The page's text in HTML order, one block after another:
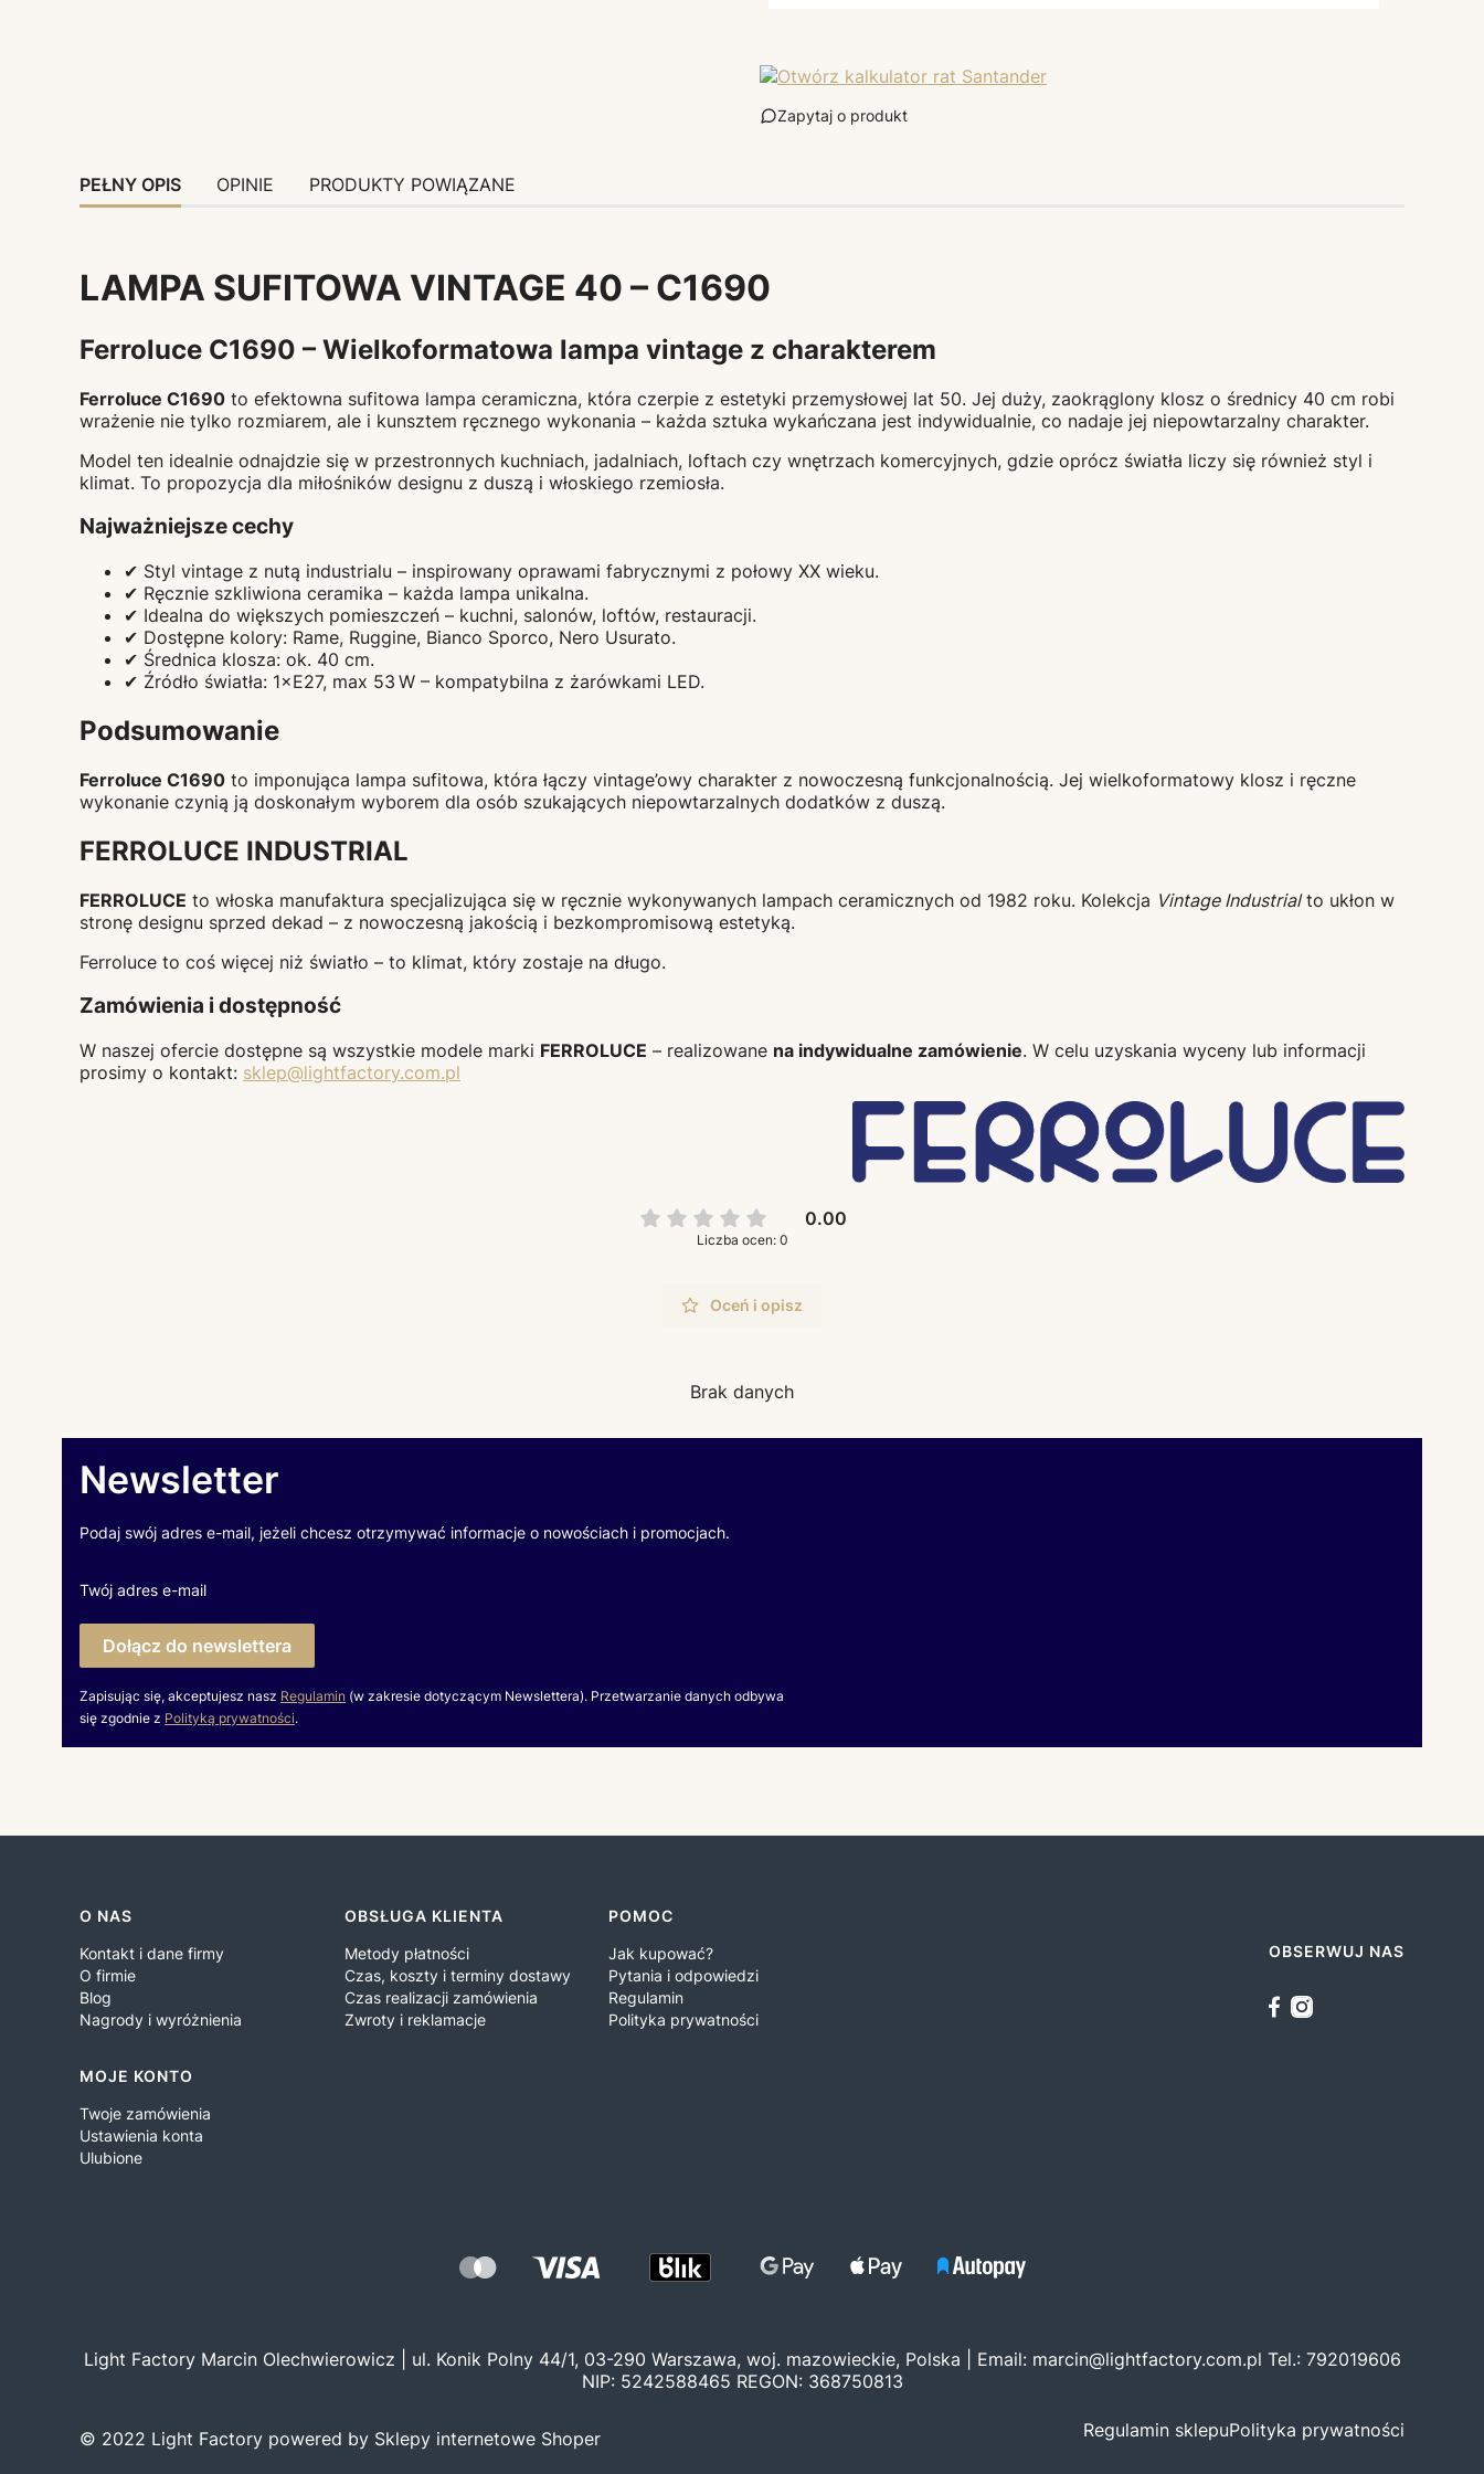
Zapytaj o produkt
PEŁNY OPIS OPINIE PRODUKTY POWIĄZANE
LAMPA SUFITOWA VINTAGE 40 – C1690
Ferroluce C1690 – Wielkoformatowa lampa vintage z charakterem
Ferroluce C1690 to efektowna sufitowa lampa ceramiczna, która czerpie z estetyki przemysłowej lat 50. Jej duży, zaokrąglony klosz o średnicy 40 cm robi
wrażenie nie tylko rozmiarem, ale i kunsztem ręcznego wykonania – każda sztuka wykańczana jest indywidualnie, co nadaje jej niepowtarzalny charakter.
Model ten idealnie odnajdzie się w przestronnych kuchniach, jadalniach, loftach czy wnętrzach komercyjnych, gdzie oprócz światła liczy się również styl i
klimat. To propozycja dla miłośników designu z duszą i włoskiego rzemiosła.
Najważniejsze cechy
✔ Styl vintage z nutą industrialu – inspirowany oprawami fabrycznymi z połowy XX wieku.
✔ Ręcznie szkliwiona ceramika – każda lampa unikalna.
✔ Idealna do większych pomieszczeń – kuchni, salonów, loftów, restauracji.
✔ Dostępne kolory: Rame, Ruggine, Bianco Sporco, Nero Usurato.
✔ Średnica klosza: ok. 40 cm.
✔ Źródło światła: 1×E27, max 53 W – kompatybilna z żarówkami LED.
Podsumowanie
Ferroluce C1690 to imponująca lampa sufitowa, która łączy vintage’owy charakter z nowoczesną funkcjonalnością. Jej wielkoformatowy klosz i ręczne
wykonanie czynią ją doskonałym wyborem dla osób szukających niepowtarzalnych dodatków z duszą.
FERROLUCE INDUSTRIAL
FERROLUCE to włoska manufaktura specjalizująca się w ręcznie wykonywanych lampach ceramicznych od 1982 roku. Kolekcja Vintage Industrialto ukłon w
stronę designu sprzed dekad – z nowoczesną jakością i bezkompromisową estetyką.
Ferroluce to coś więcej niż światło – to klimat, który zostaje na długo.
Zamówienia i dostępność
W naszej ofercie dostępne są wszystkie modele marki FERROLUCE – realizowane na indywidualne zamówienie. W celu uzyskania wyceny lub informacji
prosimy o kontakt: sklep@lightfactory.com.pl
0.00
Liczba ocen: 0
Oceń i opisz
Brak danych
Newsletter
Podaj swój adres e-mail, jeżeli chcesz otrzymywać informacje o nowościach i promocjach.
Twój adres e-mail
Dołącz do newslettera
Zapisując się, akceptujesz nasz Regulamin (w zakresie dotyczącym Newslettera). Przetwarzanie danych odbywa
się zgodnie z Polityką prywatności.
Linki w stopce
O NAS
Kontakt i dane firmy
O firmie
Blog
Nagrody i wyróżnienia
OBSŁUGA KLIENTA
Metody płatności
Czas, koszty i terminy dostawy
Czas realizacji zamówienia
Zwroty i reklamacje
POMOC
Jak kupować?
Pytania i odpowiedzi
Regulamin
Polityka prywatności
MOJE KONTO
Twoje zamówienia
Ustawienia konta
Ulubione
OBSERWUJ NAS
Light Factory Marcin Olechwierowicz | ul. Konik Polny 44/1, 03-290 Warszawa, woj. mazowieckie, Polska | Email: marcin@lightfactory.com.pl Tel.: 792019606
NIP: 5242588465 REGON: 368750813
© 2022 Light Factory powered by Sklepy internetowe Shoper Regulamin sklepuPolityka prywatności